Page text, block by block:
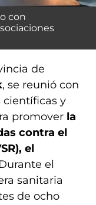
con
de
, se reunió con
científicas y
promover la
contra el
el
el
sanitaria
de ocho